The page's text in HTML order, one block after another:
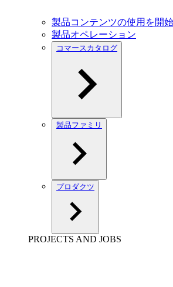
製品コンテンツの使用を開
製品オペレーション
コマースカタログ
製品ファミリ
プロダクツ
PROJECTS AND JOBS